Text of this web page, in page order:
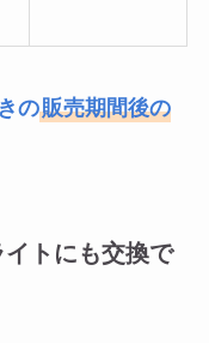
の販売期間後の
トにも交換で